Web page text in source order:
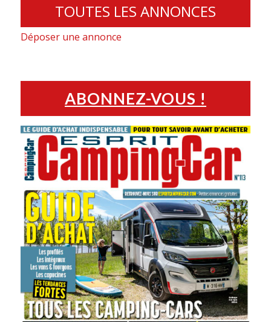
TOUTES LES ANNONCES
Déposer une annonce
ABONNEZ-VOUS !